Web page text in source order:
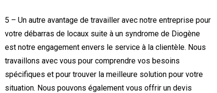
5 – Un autre avantage de travailler avec notre entreprise pour
votre débarras de locaux suite à un syndrome de Diogène
est notre engagement envers le service à la clientèle. Nous
travaillons avec vous pour comprendre vos besoins
spécifiques et pour trouver la meilleure solution pour votre
situation. Nous pouvons également vous offrir un devis